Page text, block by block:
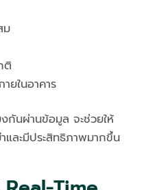
ม
ติ
ยในอาคาร
งกันผ่านข้อมูล จะช่วยให้
และมีประสิทธิภาพมากขึ้น